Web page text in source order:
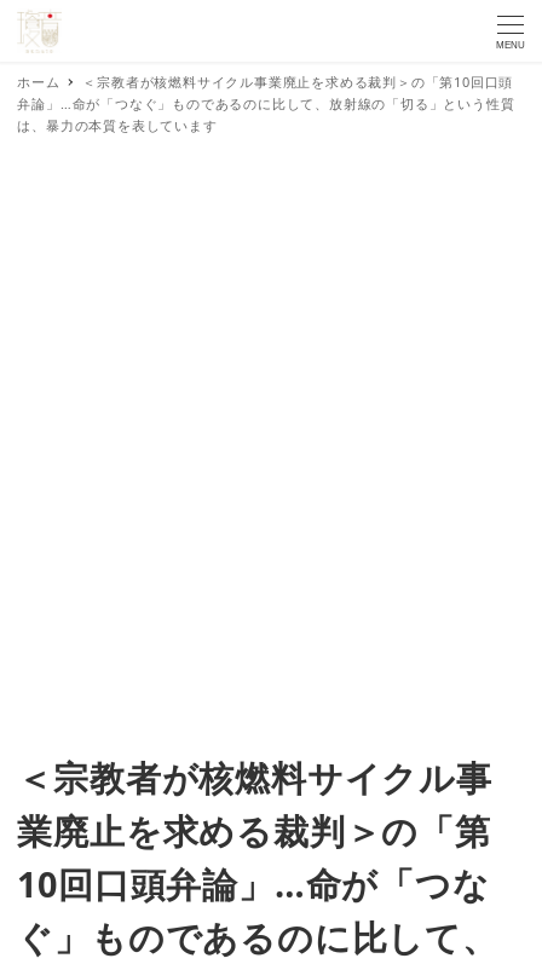
MENU
ホーム
＜宗教者が核燃料サイクル事業廃止を求める裁判＞の「第10回口頭
弁論」…命が「つなぐ」ものであるのに比して、放射線の「切る」という性質
は、暴力の本質を表しています
＜宗教者が核燃料サイクル事
業廃止を求める裁判＞の「第
10回口頭弁論」…命が「つな
ぐ」ものであるのに比して、